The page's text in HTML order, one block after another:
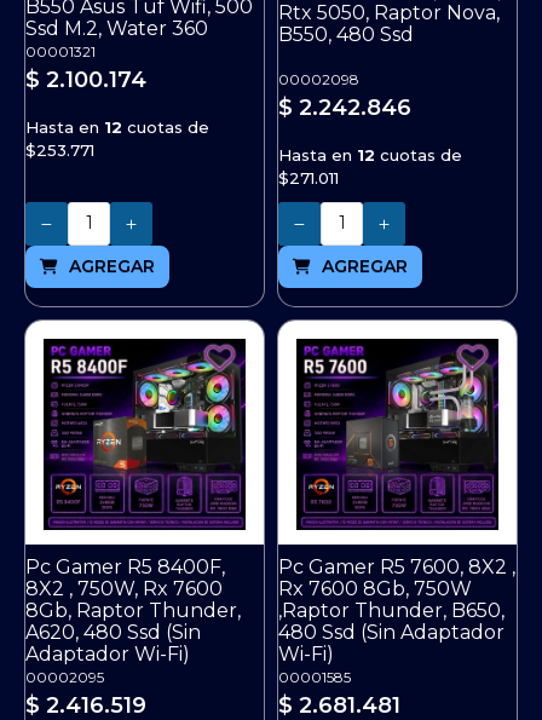
B550 Asus Tuf Wifi, 500
Ssd M.2, Water 360
00001321
$ 2.100.174
Hasta en 12 cuotas de
$253.771
Cantidad
AGREGAR
Rtx 5050, Raptor Nova,
B550, 480 Ssd
00002098
$ 2.242.846
Hasta en 12 cuotas de
$271.011
Cantidad
AGREGAR
Pc Gamer R5 8400F,
8X2 , 750W, Rx 7600
8Gb, Raptor Thunder,
A620, 480 Ssd (Sin
Adaptador Wi-Fi)
00002095
$ 2.416.519
Pc Gamer R5 7600, 8X2 ,
Rx 7600 8Gb, 750W
,Raptor Thunder, B650,
480 Ssd (Sin Adaptador
Wi-Fi)
00001585
$ 2.681.481